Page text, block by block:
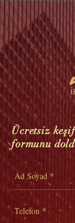
Ücretsiz
formunu